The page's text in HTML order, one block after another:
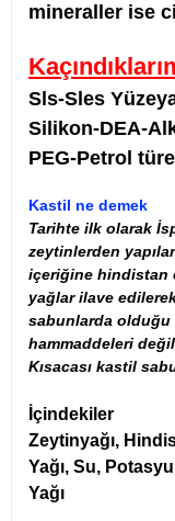
mineraller ise
Sls-Sles
Silikon-DEA-
PEG-Petrol
Kastil ne demek
Tarihte ilk olarak
zeytinlerden
içeriğine hindistan
yağlar ilave
sabunlarda olduğu
hammaddeleri
Kısacası kastil
İçindekiler
Zeytinyağı,
Yağı, Su,
Yağı